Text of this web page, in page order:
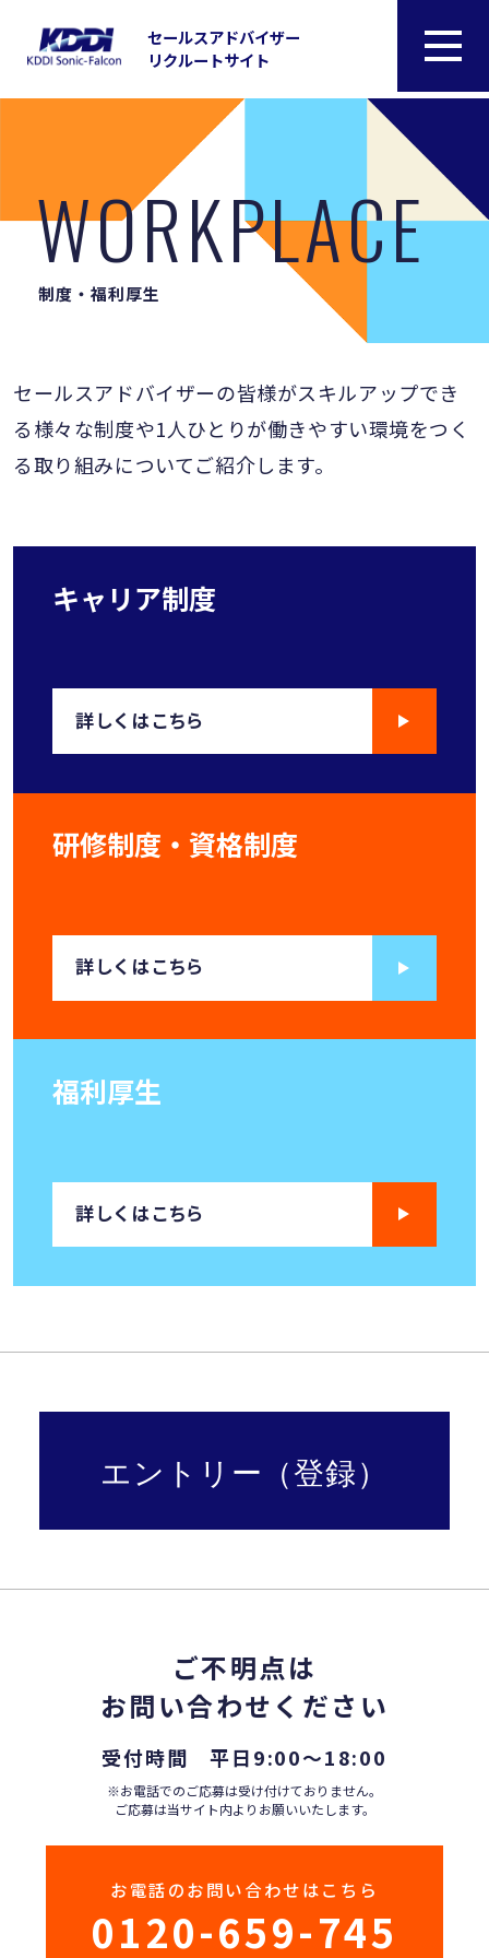
セールスアドバイザー
リクルートサイト
WORKPLACE
制度・福利厚生
セールスアドバイザーの皆様がスキルアップでき
る様々な制度や1人ひとりが働きやすい環境をつく
る取り組みについてご紹介します。
キャリア制度
詳しくはこちら
研修制度・資格制度
詳しくはこちら
福利厚生
詳しくはこちら
エントリー（登録）
ご不明点は
お問い合わせください
受付時間 平日9:00〜18:00
※お電話でのご応募は受け付けておりません。
ご応募は当サイト内よりお願いいたします。
お電話のお問い合わせはこちら
0120-659-745